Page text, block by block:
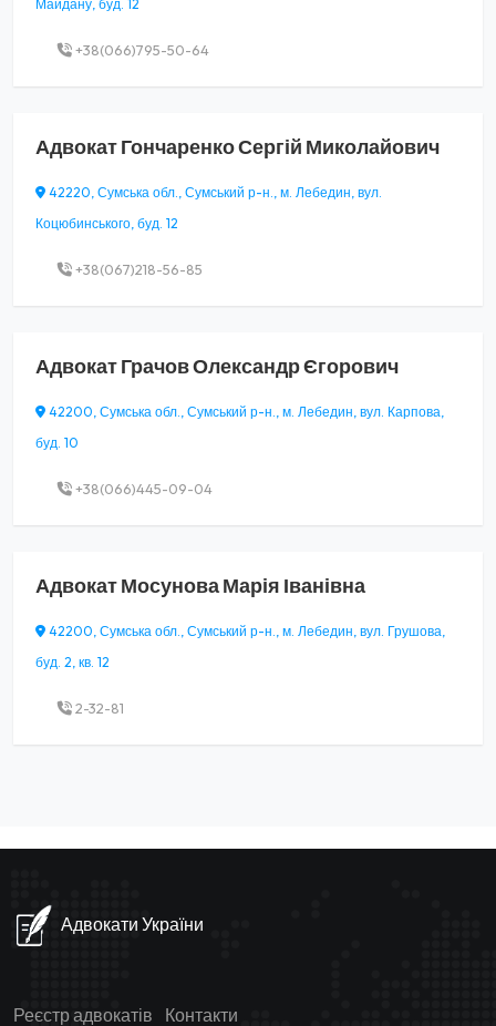
Майдану, буд. 12
+38(066)795-50-64
АдвокатГончаренко Сергій Миколайович
42220, Сумська обл., Сумський р-н., м. Лебедин, вул.
Коцюбинського, буд. 12
+38(067)218-56-85
АдвокатГрачов Олександр Єгорович
42200, Сумська обл., Сумський р-н., м. Лебедин, вул. Карпова,
буд. 10
+38(066)445-09-04
АдвокатМосунова Марія Іванівна
42200, Сумська обл., Сумський р-н., м. Лебедин, вул. Грушова,
буд. 2, кв. 12
2-32-81
Адвокати України
Реєстр адвокатів Контакти